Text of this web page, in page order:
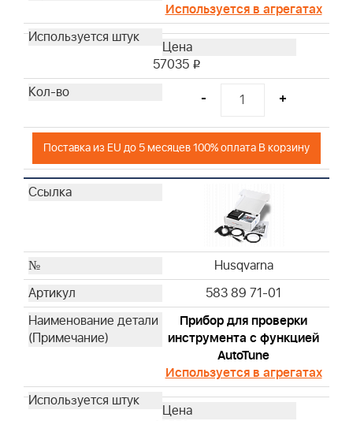
Husqvarna
Husqvarna
Husqvarna
Husqvarna
Husqvarna
Husqvarna
Husqvarna
Husqvarna
Husqvarna
Husqvarna
Husqvarna
Husqvarna
Husqvarna
Husqvarna
Husqvarna
Husqvarna
Используется в агрегатах
57035 i
- +
Поставка из EU до 5 месяцев 100% оплата В корзину
Husqvarna
583 89 71-01
Прибор для проверки
инструмента с функцией
AutoTune
Используется в агрегатах